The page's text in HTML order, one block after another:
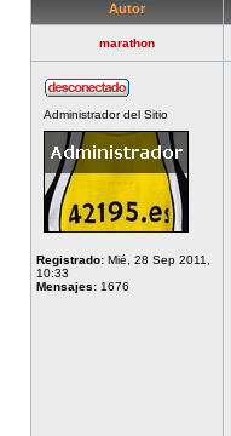
Autor
marathon
Administrador del Sitio
Registrado: Mié, 28 Sep 2011,
10:33
Mensajes: 1676